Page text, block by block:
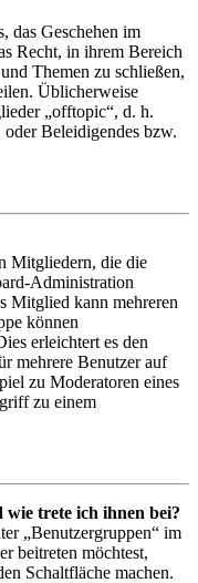
das Geschehen im
Recht, in ihrem Bereich
Themen zu schließen,
Üblicherweise
„offtopic“, d. h.
oder Beleidigendes bzw.
Mitgliedern, die die
Administration
Mitglied kann mehreren
können
erleichtert es den
mehrere Benutzer auf
zu Moderatoren eines
zu einem
trete ich ihnen bei?
„Benutzergruppen“ im
beitreten möchtest,
Schaltfläche machen.